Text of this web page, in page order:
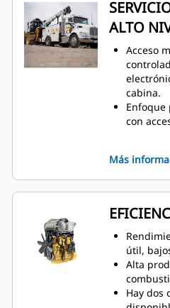
Ajustes
que se
Mayor
con
del
niveles
ALTO
Acceso
cabina.
Enfoque
con
A nivel
batería
mirillas
Más
útil,
Alta
Hay dos